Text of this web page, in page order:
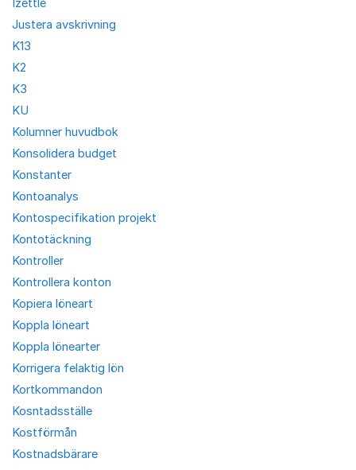
Izettle
Justera avskrivning
K13
K2
K3
KU
Kolumner huvudbok
Konsolidera budget
Konstanter
Kontoanalys
Kontospecifikation projekt
Kontotäckning
Kontroller
Kontrollera konton
Kopiera löneart
Koppla löneart
Koppla lönearter
Korrigera felaktig lön
Kortkommandon
Kosntadsställe
Kostförmån
Kostnadsbärare